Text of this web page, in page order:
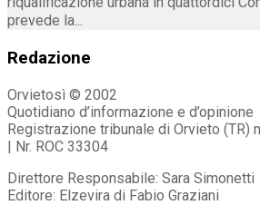
prevede la...
Redazione
Orvietosì © 2002
Quotidiano d’informazione e d’opinione
Registrazione tribunale di Orvieto (TR)
| Nr. ROC 33304
Direttore Responsabile: Sara Simonetti
Editore: Elzevira di Fabio Graziani